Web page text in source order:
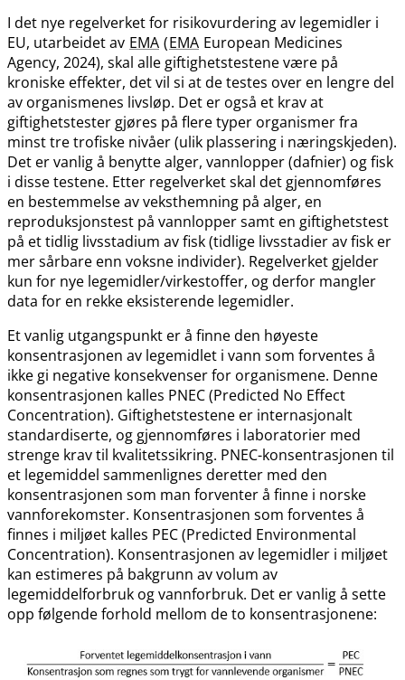
I det nye regelverket for risikovurdering av legemidler i
EU, utarbeidet av EMA (EMA European Medicines
Agency, 2024), skal alle giftighetstestene være på
kroniske effekter, det vil si at de testes over en lengre del
av organismenes livsløp. Det er også et krav at
giftighetstester gjøres på flere typer organismer fra
minst tre trofiske nivåer (ulik plassering i næringskjeden).
Det er vanlig å benytte alger, vannlopper (dafnier) og fisk
i disse testene. Etter regelverket skal det gjennomføres
en bestemmelse av veksthemning på alger, en
reproduksjonstest på vannlopper samt en giftighetstest
på et tidlig livsstadium av fisk (tidlige livsstadier av fisk er
mer sårbare enn voksne individer). Regelverket gjelder
kun for nye legemidler​/​virkestoffer, og derfor mangler
data for en rekke eksisterende legemidler.
Et vanlig utgangspunkt er å finne den høyeste
konsentrasjonen av legemidlet i vann som forventes å
ikke gi negative konsekvenser for organismene. Denne
konsentrasjonen kalles PNEC (Predicted No Effect
Concentration). Giftighetstestene er internasjonalt
standardiserte, og gjennomføres i laboratorier med
strenge krav til kvalitetssikring. PNEC-konsentrasjonen til
et legemiddel sammenlignes deretter med den
konsentrasjonen som man forventer å finne i norske
vannforekomster. Konsentrasjonen som forventes å
finnes i miljøet kalles PEC (Predicted Environmental
Concentration). Konsentrasjonen av legemidler i miljøet
kan estimeres på bakgrunn av volum av
legemiddelforbruk og vannforbruk. Det er vanlig å sette
opp følgende forhold mellom de to konsentrasjonene: